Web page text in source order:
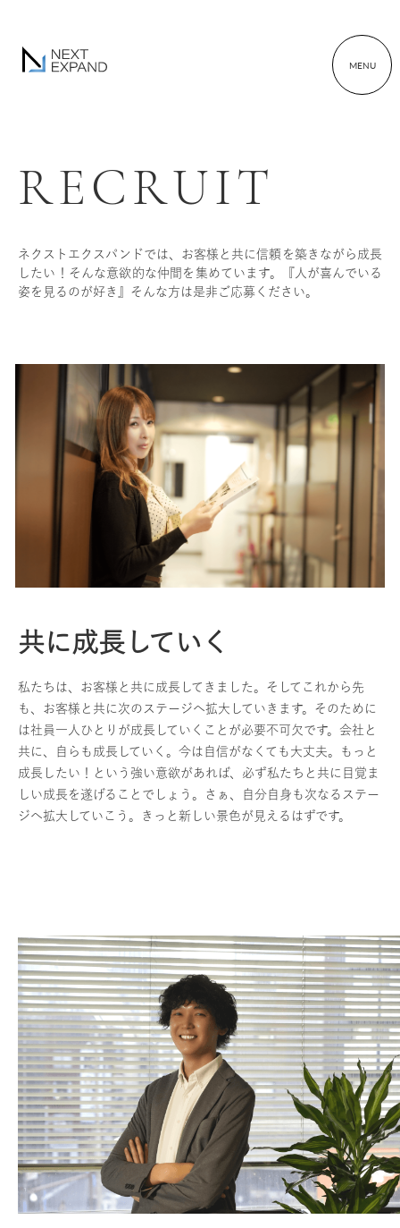
MENU
R E C R U I T
ネクストエクスパンドでは、お客様と共に信頼を築きながら成長
したい！そんな意欲的な仲間を集めています。『人が喜んでいる
姿を見るのが好き』そんな方は是非ご応募ください。
共に成長していく
私たちは、お客様と共に成長してきました。そしてこれから先
も、お客様と共に次のステージへ拡大していきます。そのために
は社員一人ひとりが成長していくことが必要不可欠です。会社と
共に、自らも成長していく。今は自信がなくても大丈夫。もっと
成長したい！という強い意欲があれば、必ず私たちと共に目覚ま
しい成長を遂げることでしょう。さぁ、自分自身も次なるステー
ジへ拡大していこう。きっと新しい景色が見えるはずです。